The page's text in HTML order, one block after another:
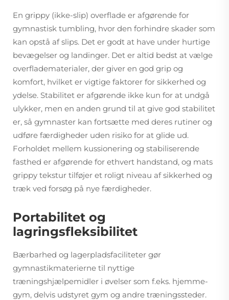
En grippy (ikke-slip) overflade er afgørende for
gymnastisk tumbling, hvor den forhindre skader som
kan opstå af slips. Det er godt at have under hurtige
bevægelser og landinger. Det er altid bedst at vælge
overfladematerialer, der giver en god grip og
komfort, hvilket er vigtige faktorer for sikkerhed og
ydelse. Stabilitet er afgørende ikke kun for at undgå
ulykker, men en anden grund til at give god stabilitet
er, så gymnaster kan fortsætte med deres rutiner og
udføre færdigheder uden risiko for at glide ud.
Forholdet mellem kussionering og stabiliserende
fasthed er afgørende for ethvert handstand, og mats
grippy tekstur tilføjer et roligt niveau af sikkerhed og
træk ved forsøg på nye færdigheder.
Portabilitet og
lagringsfleksibilitet
Bærbarhed og lagerpladsfaciliteter gør
gymnastikmaterierne til nyttige
træningshjælpemidler i øvelser som f.eks. hjemme-
gym, delvis udstyret gym og andre træningssteder.